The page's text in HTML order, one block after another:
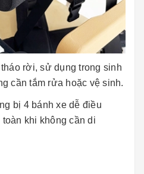
rời, sử dụng trong sinh
cần tắm rửa hoặc vệ sinh.
bị 4 bánh xe dễ điều
khi không cần di